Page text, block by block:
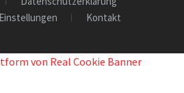
Kontakt
von Real Cookie Banner